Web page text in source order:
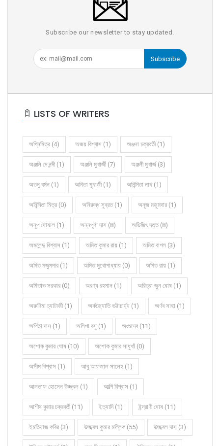
Subscribe our newsletter to stay updated.
Subscribe
LISTS OF WRITERS
অগ্নিমিত্র (4) অজয় বিশ্বাস (1) অঞ্জনা চক্রবর্তী (1)
অঞ্জলি দে নন্দী (1) অঞ্জলি মুখার্জী (7) অঞ্জলী মুখার্জ (3)
অতনু বর্মন (1) অনিতা মুখার্জী (1) অনিন্দিতা নাথ (1)
অনিন্দিতা মিত্র (0) অনিরুদ্ধ সুব্রত (1) অনুজ মজুমদার (1)
অনুপ ঘোষাল (1) অন্নপূর্ণা দাস (8) অভিজিৎ দত্ত (8)
অমলেন্দু বিশ্বাস (1) অমিত কুমার রায় (1) অমিত বাগল (3)
অমিত মজুমদার (1) অমিত মুখোপাধ্যায় (0) অমিত রায় (1)
অমিতাভ সরকার (0) অরণ্য রহমান (1) অরিত্রা জুন ঘোষ (1)
অরুণিমা চ্যাটার্জী (1) অর্কজ্যোতি ভট্টাচার্য্য (1) অর্ণব সাহা (1)
অর্পিতা দাস (1) অলিপা বসু (1) অংশুদেব (11)
অশোক কুমার ঘোষ (10) অশোক কুমার সাধুখাঁ (0)
অসীম বিশ্বাস (1) আবু আফজাল সালেহ (1)
আলতাফ হোসেন উজ্জ্বল (1) আল্পি বিশ্বাস (1)
আশীষ কুমার চক্রবর্তী (11) ইত্যাদি (1) ইন্দ্রাণী ঘোষ (11)
ইমতিয়াজ কবির (3) উজ্জ্বল কুমার মল্লিক (55) উজ্জ্বল দাস (3)